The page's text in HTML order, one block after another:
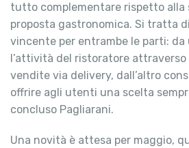
tutto complementare rispetto alla
proposta gastronomica. Si tratta
vincente per entrambe le parti:
l’attività del ristoratore attraverso
vendite via delivery, dall’altro
offrire agli utenti una scelta
concluso Pagliarani.
Una novità è attesa per maggio,